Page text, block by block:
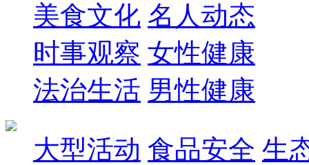
美食文化 名人动态
时事观察 女性健康
法治生活 男性健康
大型活动 食品安全 生